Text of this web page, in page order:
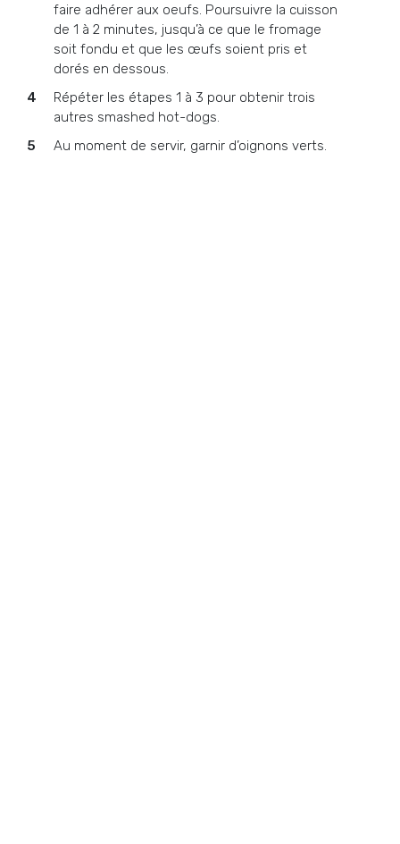
faire adhérer aux oeufs. Poursuivre la cuisson
de 1 à 2 minutes, jusqu’à ce que le fromage
soit fondu et que les œufs soient pris et
dorés en dessous.
Répéter les étapes 1 à 3 pour obtenir trois
autres smashed hot-dogs.
Au moment de servir, garnir d’oignons verts.